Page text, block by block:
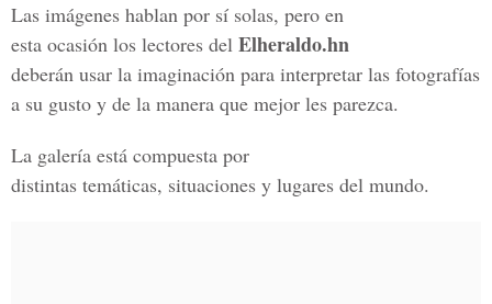
Las imágenes hablan por sí solas, pero en
esta ocasión los lectores del Elheraldo.hn
deberán usar la imaginación para interpretar las fotografías
a su gusto y de la manera que mejor les parezca.
La galería está compuesta por
distintas temáticas, situaciones y lugares del mundo.